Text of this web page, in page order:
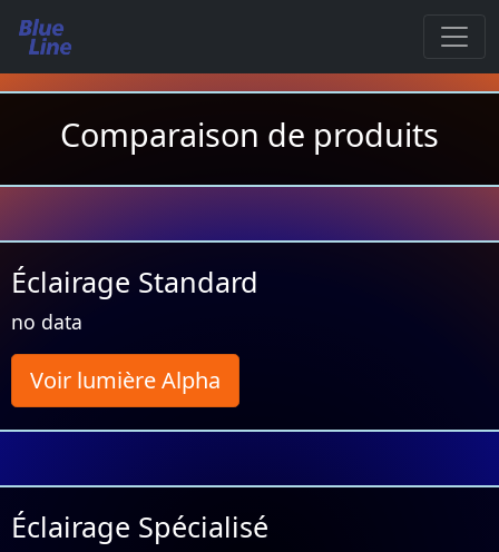
Comparaison de produits
Éclairage Standard
no data
Voir lumière Alpha
Éclairage Spécialisé